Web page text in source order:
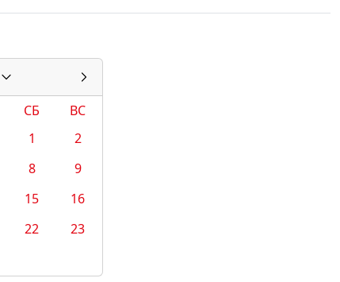
СБ
ВС
1
2
8
9
15
16
22
23